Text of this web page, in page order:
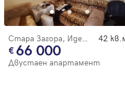
Стара Загора, Идеален център 42
66 000
Двустаен апартамент